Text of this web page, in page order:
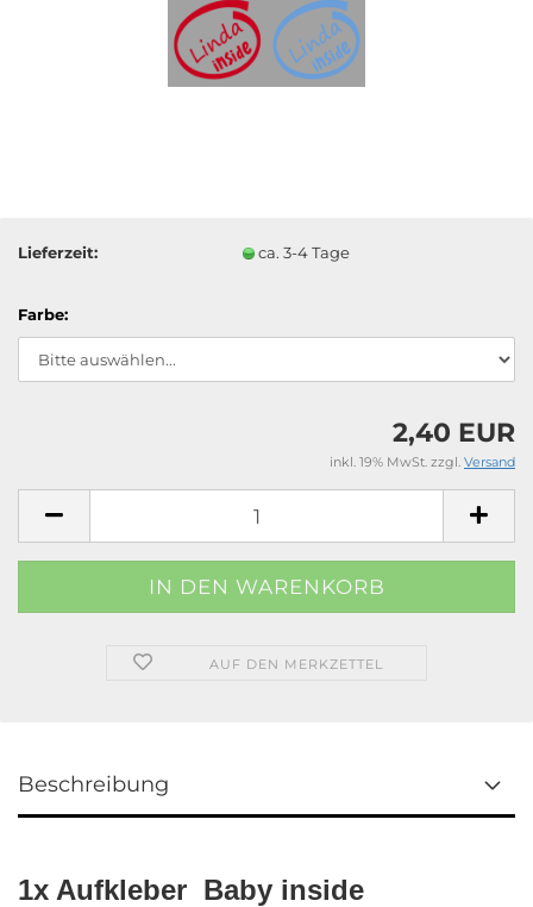
Lieferzeit: ca. 3-4 Tage
Farbe:
2,40 EUR
inkl. 19% MwSt. zzgl. Versand
AUF DEN MERKZETTEL
Beschreibung
1x Aufkleber Baby inside